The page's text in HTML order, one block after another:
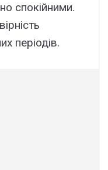
спокійними.
періодів.